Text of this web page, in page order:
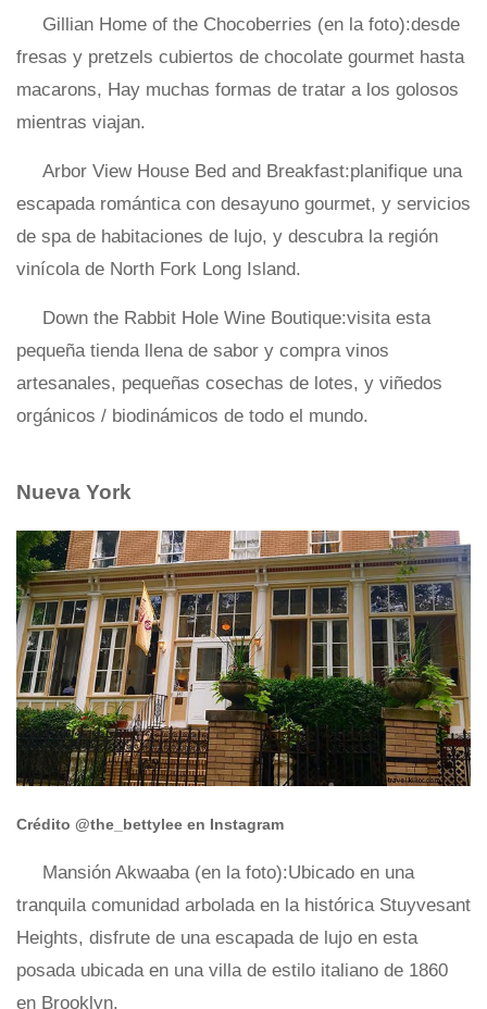
Gillian Home of the Chocoberries (en la foto):desde
fresas y pretzels cubiertos de chocolate gourmet hasta
macarons, Hay muchas formas de tratar a los golosos
mientras viajan.
Arbor View House Bed and Breakfast:planifique una
escapada romántica con desayuno gourmet, y servicios
de spa de habitaciones de lujo, y descubra la región
vinícola de North Fork Long Island.
Down the Rabbit Hole Wine Boutique:visita esta
pequeña tienda llena de sabor y compra vinos
artesanales, pequeñas cosechas de lotes, y viñedos
orgánicos / biodinámicos de todo el mundo.
Nueva York
Crédito @the_bettylee en Instagram
Mansión Akwaaba (en la foto):Ubicado en una
tranquila comunidad arbolada en la histórica Stuyvesant
Heights, disfrute de una escapada de lujo en esta
posada ubicada en una villa de estilo italiano de 1860
en Brooklyn.